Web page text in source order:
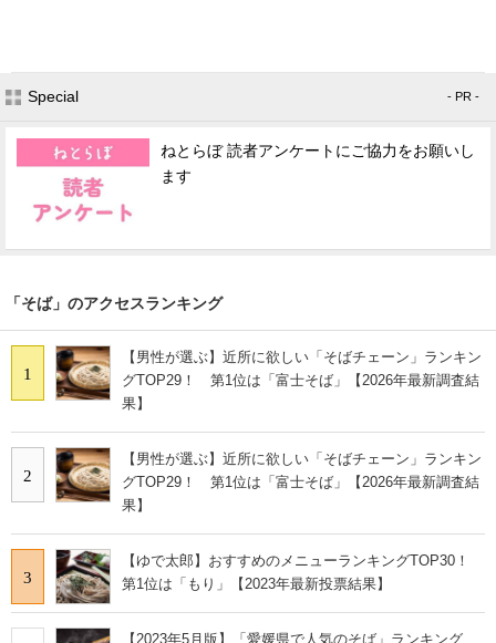
Special - PR -
ねとらぼ 読者アンケートにご協力をお願いし
ます
「そば」のアクセスランキング
1
【男性が選ぶ】近所に欲しい「そばチェーン」ランキン
グTOP29！ 第1位は「富士そば」【2026年最新調査結
果】
2
【男性が選ぶ】近所に欲しい「そばチェーン」ランキン
グTOP29！ 第1位は「富士そば」【2026年最新調査結
果】
3
【ゆで太郎】おすすめのメニューランキングTOP30！
第1位は「もり」【2023年最新投票結果】
【2023年5月版】「愛媛県で人気のそば」ランキング